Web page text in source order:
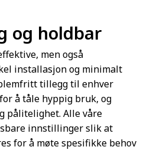
og holdbar
men også
installasjon og minimalt
tillegg til enhver
å tåle hyppig bruk, og
pålitelighet. Alle våre
innstillinger slik at
for å møte spesifikke behov